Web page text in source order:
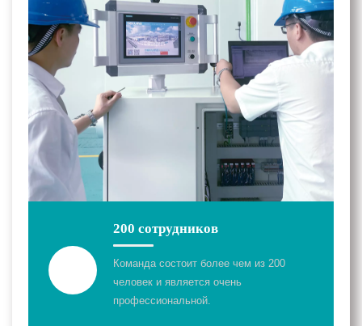
200 сотрудников
Команда состоит более чем из 200
человек и является очень
профессиональной.